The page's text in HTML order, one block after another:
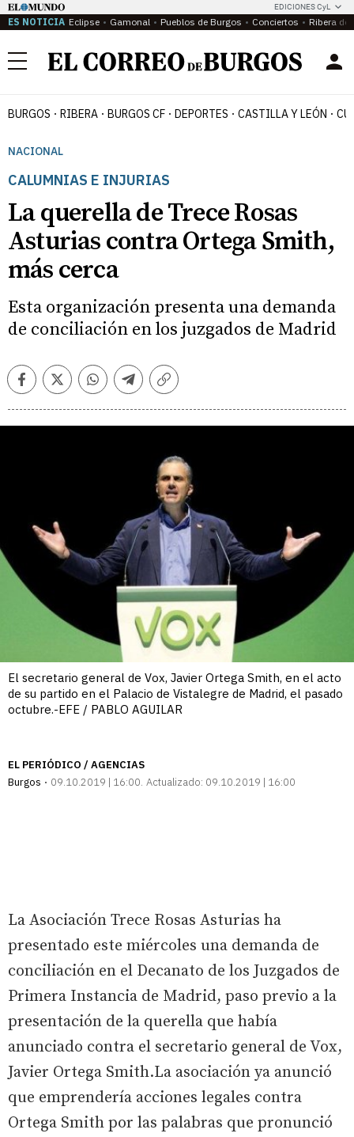
EDICIONES CyL
ES NOTICIA Eclipse Gamonal Pueblos de Burgos Conciertos Ribera del
Menú
BURGOS RIBERA BURGOS CF DEPORTES CASTILLA Y LEÓN
NACIONAL
CALUMNIAS E INJURIAS
La querella de Trece Rosas
Asturias contra Ortega Smith,
más cerca
Esta organización presenta una demanda
de conciliación en los juzgados de Madrid
FacebookTwitterWhatsappTelegramCopiar
El secretario general de Vox, Javier Ortega Smith, en el acto
de su partido en el Palacio de Vistalegre de Madrid, el pasado
octubre.-EFE / PABLO AGUILAR
EL PERIÓDICO / AGENCIAS
Burgos
09.10.2019 | 16:00 Actualizado: 09.10.2019 | 16:00
La Asociación Trece Rosas Asturias ha
presentado este miércoles una demanda de
conciliación en el Decanato de los Juzgados de
Primera Instancia de Madrid, paso previo a la
presentación de la querella que había
anunciado contra el secretario general de Vox,
Javier Ortega Smith.La asociación ya anunció
que emprendería acciones legales contra
Ortega Smith por las palabras que pronunció